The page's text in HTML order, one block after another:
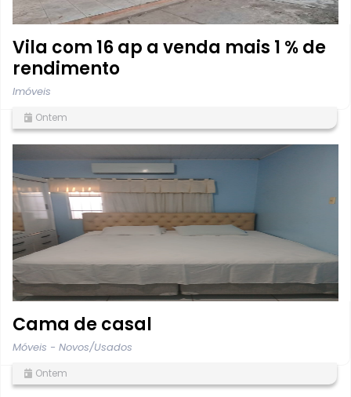
Vila com 16 ap a venda mais 1 % de
rendimento
Imóveis
Ontem
Cama de casal
Móveis - Novos/Usados
Ontem